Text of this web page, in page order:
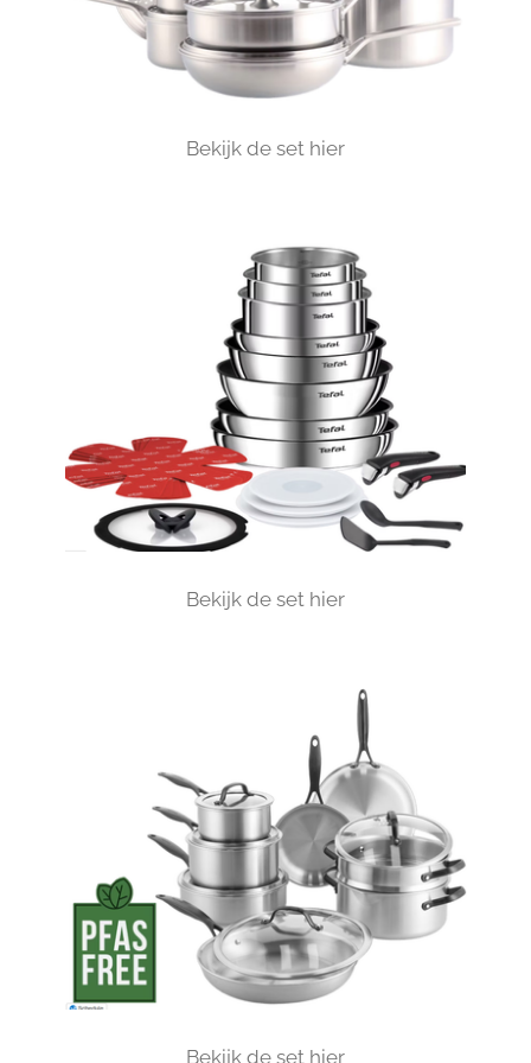
Bekijk de set hier
Bekijk de set hier
Bekijk de set hier